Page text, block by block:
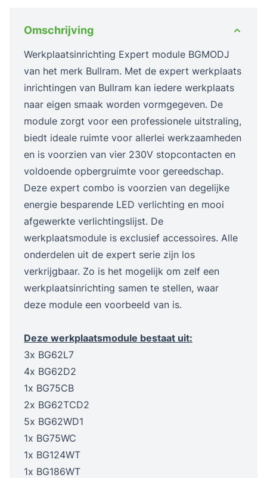
Omschrijving
Werkplaatsinrichting Expert module BGMODJ
van het merk Bullram. Met de expert werkplaats
inrichtingen van Bullram kan iedere werkplaats
naar eigen smaak worden vormgegeven. De
module zorgt voor een professionele uitstraling,
biedt ideale ruimte voor allerlei werkzaamheden
en is voorzien van vier 230V stopcontacten en
voldoende opbergruimte voor gereedschap.
Deze expert combo is voorzien van degelijke
energie besparende LED verlichting en mooi
afgewerkte verlichtingslijst. De
werkplaatsmodule is exclusief accessoires. Alle
onderdelen uit de expert serie zijn los
verkrijgbaar. Zo is het mogelijk om zelf een
werkplaatsinrichting samen te stellen, waar
deze module een voorbeeld van is.
Deze werkplaatsmodule bestaat uit:
3x BG62L7
4x BG62D2
1x BG75CB
2x BG62TCD2
5x BG62WD1
1x BG75WC
1x BG124WT
1x BG186WT